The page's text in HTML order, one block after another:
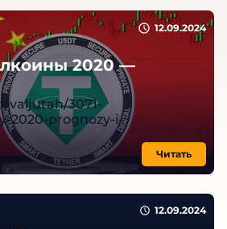
2020 —
3071-
2020-prognozy-i-
12.09.2024
Читать
12.09.2024